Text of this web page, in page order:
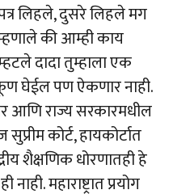
लिहले, दुसरे लिहले मग
की आम्ही काय
दादा तुम्हाला एक
घेईल पण ऐकणार नाही.
आणि राज्य सरकारमधील
कोर्ट, हायकोर्टात
शैक्षणिक धोरणातही हे
महाराष्ट्रात प्रयोग